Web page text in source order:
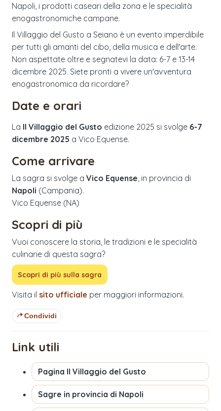
Napoli, i prodotti caseari della zona e le specialità
enogastronomiche campane.
Il Villaggio del Gusto a Seiano è un evento imperdibile
per tutti gli amanti del cibo, della musica e dell'arte.
Non aspettate oltre e segnatevi la data: 6-7 e 13-14
dicembre 2025. Siete pronti a vivere un'avventura
enogastronomica da ricordare?
Date e orari
La Il Villaggio del Gusto edizione 2025 si svolge 6-7
dicembre 2025 a Vico Equense.
Come arrivare
La sagra si svolge a Vico Equense , in provincia di
Napoli (Campania).
Vico Equense (NA)
Scopri di più
Vuoi conoscere la storia, le tradizioni e le specialità
culinarie di questa sagra?
Scopri di più sulla sagra
Visita il sito ufficiale per maggiori informazioni.
Condividi
Link utili
Pagina Il Villaggio del Gusto
Sagre in provincia di Napoli